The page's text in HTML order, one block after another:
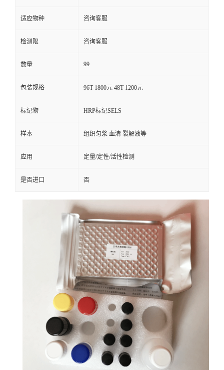
适应物种 咨询客服
检测限 咨询客服
数量 99
包装规格 96T 1800元 48T 1200元
标记物 HRP标记SELS
样本 组织匀浆 血清 裂解液等
应用 定量/定性/活性检测
是否进口 否